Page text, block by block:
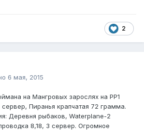
2
6 мая, 2015
на Мангровых зарослях на PP1
Пиранья крапчатая 72 грамма.
Деревня рыбаков, Waterplane-2
8,18, 3 сервер. Огромное